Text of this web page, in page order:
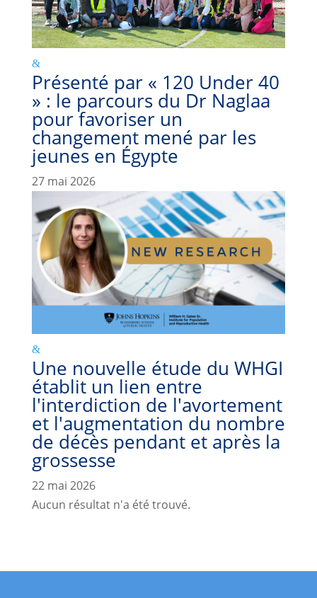
Présenté par « 120 Under 40
» : le parcours du Dr Naglaa
pour favoriser un
changement mené par les
jeunes en Égypte
27 mai 2026
Une nouvelle étude du WHGI
établit un lien entre
l'interdiction de l'avortement
et l'augmentation du nombre
de décès pendant et après la
grossesse
22 mai 2026
Aucun résultat n'a été trouvé.